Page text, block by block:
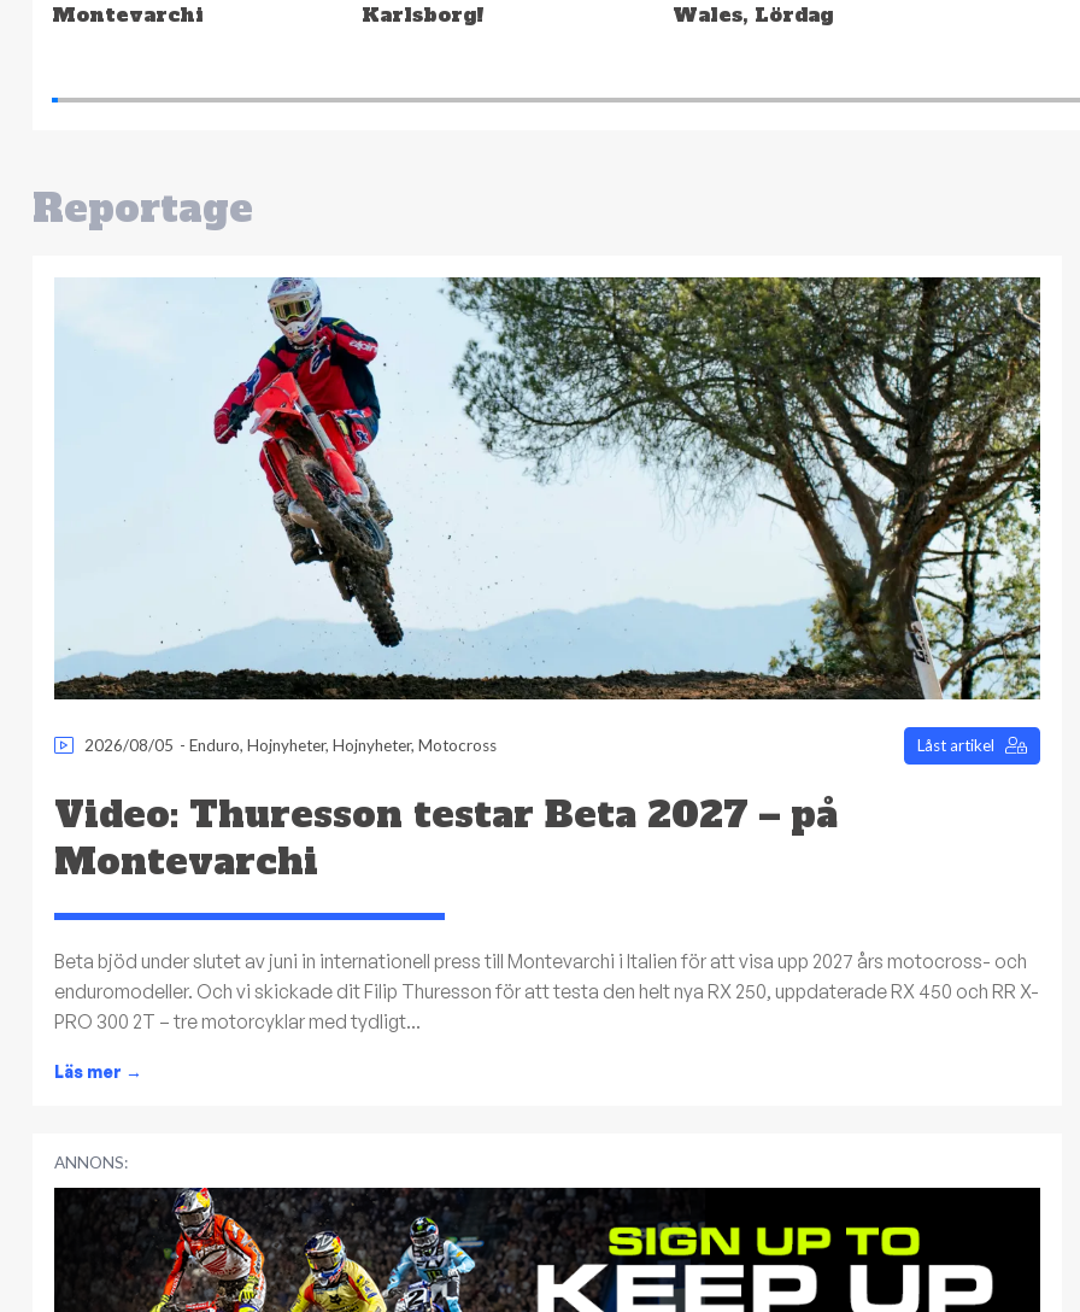
Karlsborg!
Wales, Lördag
Reportage
2026/08/05 - Enduro, Hojnyheter, Hojnyheter, Motocross Låst artikel
Video: Thuresson testar Beta 2027 – på
Montevarchi
Beta bjöd under slutet av juni in internationell press till Montevarchi i Italien för att visa upp 2027 års motocross- och
enduromodeller. Och vi skickade dit Filip Thuresson för att testa den helt nya RX 250, uppdaterade RX 450 och RR X-
PRO 300 2T – tre motorcyklar med tydligt...
Läs mer →
ANNONS: